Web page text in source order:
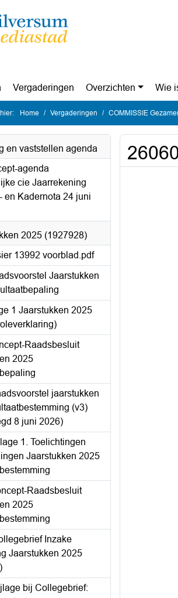
Vergaderingen Overzichten Wie
Home Vergaderingen COMMISSIE
en vaststellen agenda
agenda
cie Jaarrekening
en Kadernota 24 juni
2025 (1927928)
13992 voorblad.pdf
Jaarstukken
1 Jaarstukken 2025
Raadsbesluit
2025
jaarstukken
(v3)
8 juni 2026)
1. Toelichtingen
Jaarstukken 2025
Raadsbesluit
2025
Inzake
Jaarstukken 2025
bij Collegebrief: